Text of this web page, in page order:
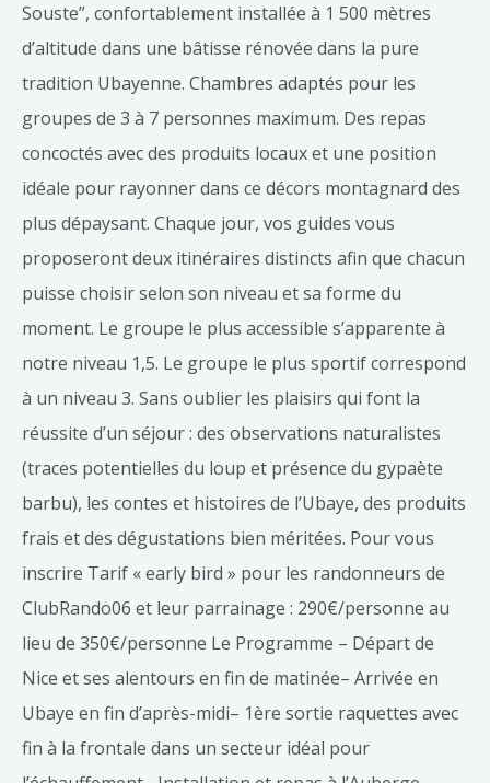
Souste”, confortablement installée à 1 500 mètres
d’altitude dans une bâtisse rénovée dans la pure
tradition Ubayenne. Chambres adaptés pour les
groupes de 3 à 7 personnes maximum. Des repas
concoctés avec des produits locaux et une position
idéale pour rayonner dans ce décors montagnard des
plus dépaysant. Chaque jour, vos guides vous
proposeront deux itinéraires distincts afin que chacun
puisse choisir selon son niveau et sa forme du
moment. Le groupe le plus accessible s’apparente à
notre niveau 1,5. Le groupe le plus sportif correspond
à un niveau 3. Sans oublier les plaisirs qui font la
réussite d’un séjour : des observations naturalistes
(traces potentielles du loup et présence du gypaète
barbu), les contes et histoires de l’Ubaye, des produits
frais et des dégustations bien méritées. Pour vous
inscrire Tarif « early bird » pour les randonneurs de
ClubRando06 et leur parrainage : 290€/personne au
lieu de 350€/personne Le Programme – Départ de
Nice et ses alentours en fin de matinée– Arrivée en
Ubaye en fin d’après-midi– 1ère sortie raquettes avec
fin à la frontale dans un secteur idéal pour